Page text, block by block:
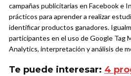
campañas publicitarias en Facebook e
prácticos para aprender a realizar
identificar productos ganadores.
participantes en el uso de Google Tag
Analytics, interpretación y análisis de
Te puede interesar: 4